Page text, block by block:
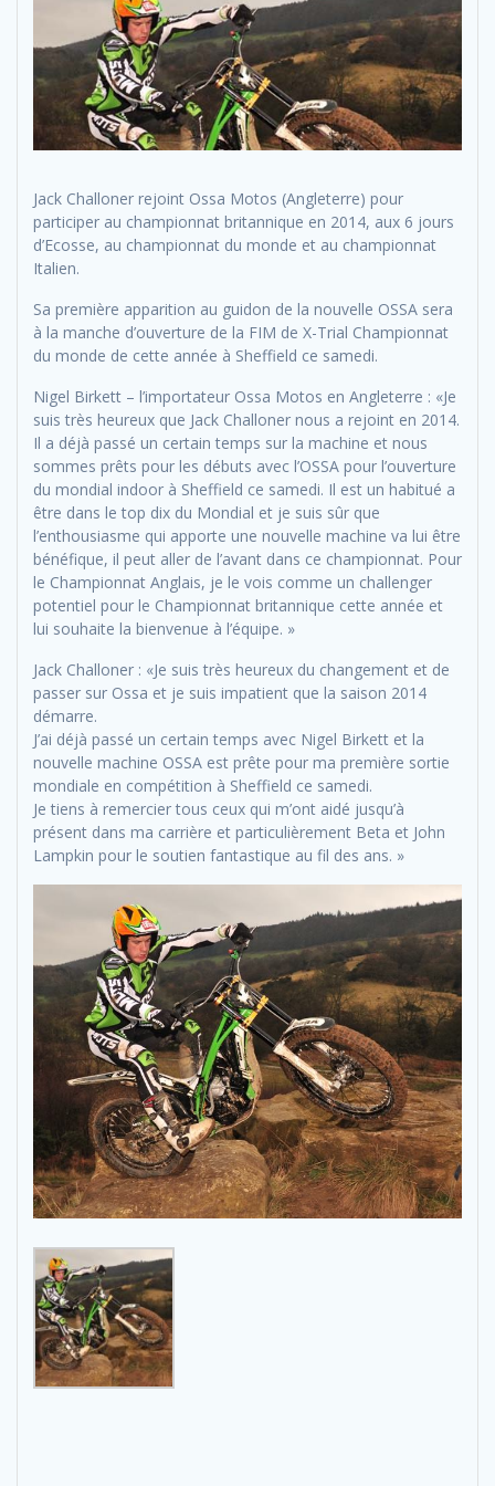
Jack Challoner rejoint Ossa Motos (Angleterre) pour
participer au championnat britannique en 2014, aux 6 jours
d’Ecosse, au championnat du monde et au championnat
Italien.
Sa première apparition au guidon de la nouvelle OSSA sera
à la manche d’ouverture de la FIM de X-Trial Championnat
du monde de cette année à Sheffield ce samedi.
Nigel Birkett – l’importateur Ossa Motos en Angleterre : «Je
suis très heureux que Jack Challoner nous a rejoint en 2014.
Il a déjà passé un certain temps sur la machine et nous
sommes prêts pour les débuts avec l’OSSA pour l’ouverture
du mondial indoor à Sheffield ce samedi. Il est un habitué a
être dans le top dix du Mondial et je suis sûr que
l’enthousiasme qui apporte une nouvelle machine va lui être
bénéfique, il peut aller de l’avant dans ce championnat. Pour
le Championnat Anglais, je le vois comme un challenger
potentiel pour le Championnat britannique cette année et
lui souhaite la bienvenue à l’équipe. »
Jack Challoner : «Je suis très heureux du changement et de
passer sur Ossa et je suis impatient que la saison 2014
démarre.
J’ai déjà passé un certain temps avec Nigel Birkett et la
nouvelle machine OSSA est prête pour ma première sortie
mondiale en compétition à Sheffield ce samedi.
Je tiens à remercier tous ceux qui m’ont aidé jusqu’à
présent dans ma carrière et particulièrement Beta et John
Lampkin pour le soutien fantastique au fil des ans. »